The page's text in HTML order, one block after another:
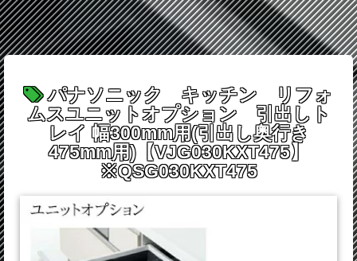
パナソニック キッチン リフォ
ムスユニットオプション 引出しト
レイ 幅300mm用(引出し奥行き
475mm用)【VJG030KXT475】
※QSG030KXT475